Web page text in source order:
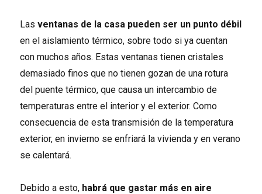
Lasventanas de la casa pueden ser un punto débil
en el aislamiento térmico, sobre todo si ya cuentan
con muchos años. Estas ventanas tienen cristales
demasiado finos que no tienen gozan de una rotura
del puente térmico, que causa un intercambio de
temperaturas entre el interior y el exterior. Como
consecuencia de esta transmisión de la temperatura
exterior, en invierno se enfriará la vivienda y en verano
se calentará.
Debido a esto, habrá que gastar más en aire